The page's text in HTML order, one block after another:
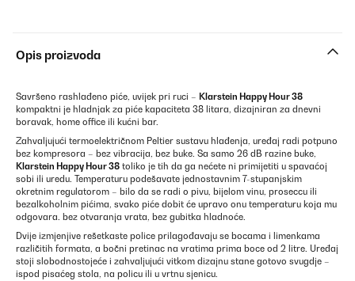
Opis proizvoda
Savršeno rashlađeno piće, uvijek pri ruci – Klarstein Happy Hour 38
kompaktni je hladnjak za piće kapaciteta 38 litara, dizajniran za dnevni
boravak, home office ili kućni bar.
Zahvaljujući termoelektričnom Peltier sustavu hlađenja, uređaj radi potpuno
bez kompresora – bez vibracija, bez buke. Sa samo 26 dB razine buke,
Klarstein Happy Hour 38 toliko je tih da ga nećete ni primijetiti u spavaćoj
sobi ili uredu. Temperaturu podešavate jednostavnim 7-stupanjskim
okretnim regulatorom – bilo da se radi o pivu, bijelom vinu, proseccu ili
bezalkoholnim pićima, svako piće dobit će upravo onu temperaturu koja mu
odgovara. bez otvaranja vrata, bez gubitka hladnoće.
Dvije izmjenjive rešetkaste police prilagođavaju se bocama i limenkama
različitih formata, a bočni pretinac na vratima prima boce od 2 litre. Uređaj
stoji slobodnostojeće i zahvaljujući vitkom dizajnu stane gotovo svugdje –
ispod pisaćeg stola, na policu ili u vrtnu sjenicu.